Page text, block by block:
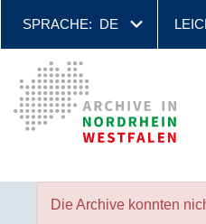
SPRACHE: DE
Die Archive konnten